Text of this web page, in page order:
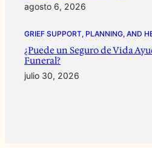
agosto 6, 2026
GRIEF SUPPORT, PLANNING, AND
¿Puede un Seguro de Vida
Funeral?
julio 30, 2026